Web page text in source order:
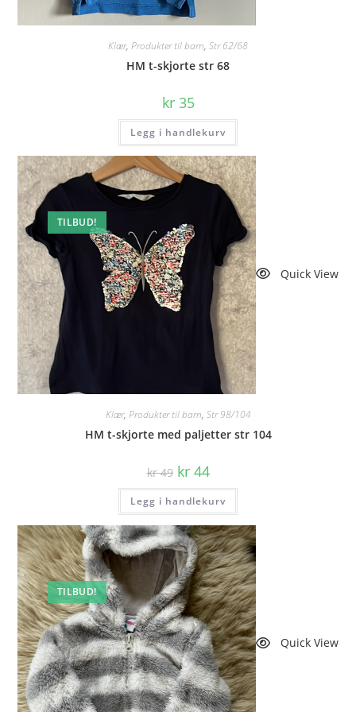
Klær, Produkter til barn, Str 62/68
HM t-skjorte str 68
kr35
Legg i handlekurv
TILBUD!
Quick View
Klær, Produkter til barn, Str 98/104
HM t-skjorte med paljetter str 104
kr49 Opprinnelig
pris
var:
kr 49.
kr44pris
er:
kr 44.
Legg i handlekurv
TILBUD!
Quick View